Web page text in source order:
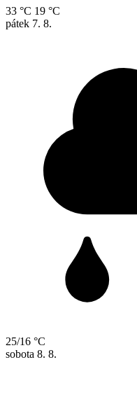
33 °C 19 °C
pátek 7. 8.
25/16 °C
sobota 8. 8.